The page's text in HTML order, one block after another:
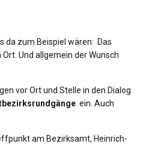
zum Beispiel wären: Das
Und allgemein der Wunsch
vor Ort und Stelle in den Dialog
ein. Auch
am Bezirksamt, Heinrich-